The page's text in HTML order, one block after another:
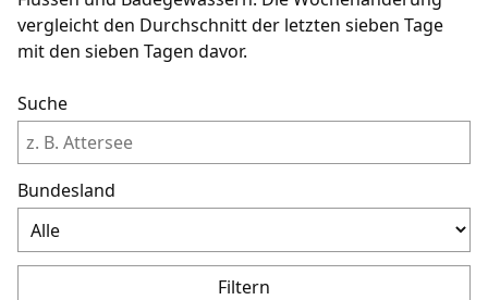
vergleicht den Durchschnitt der letzten sieben Tage
mit den sieben Tagen davor.
Suche
Bundesland
Filtern